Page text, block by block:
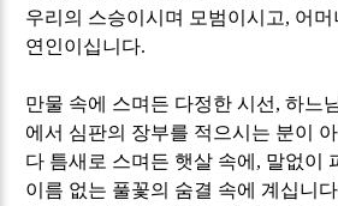
우리의 스승이시며 모범이시고, 어머
연인이십니다.
만물 속에 스며든 다정한 시선, 하느
에서 심판의 장부를 적으시는 분이
다 틈새로 스며든 햇살 속에 , 말없이
이름 없는 풀꽃의 숨결 속에 계십니다